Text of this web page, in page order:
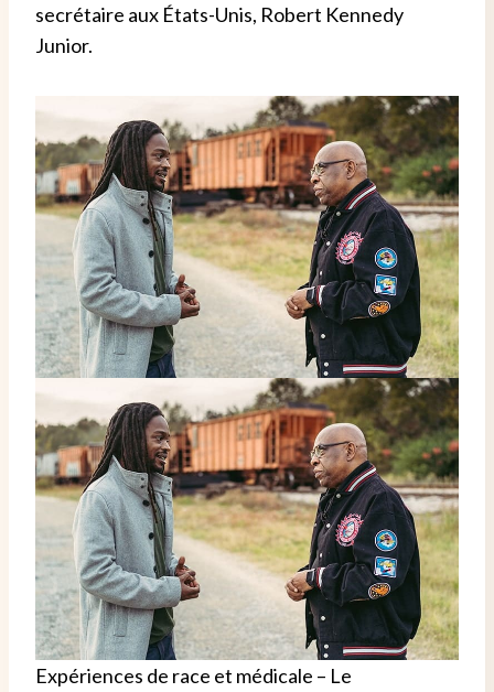
secrétaire aux États-Unis, Robert Kennedy
Junior.
Expériences de race et médicale – Le